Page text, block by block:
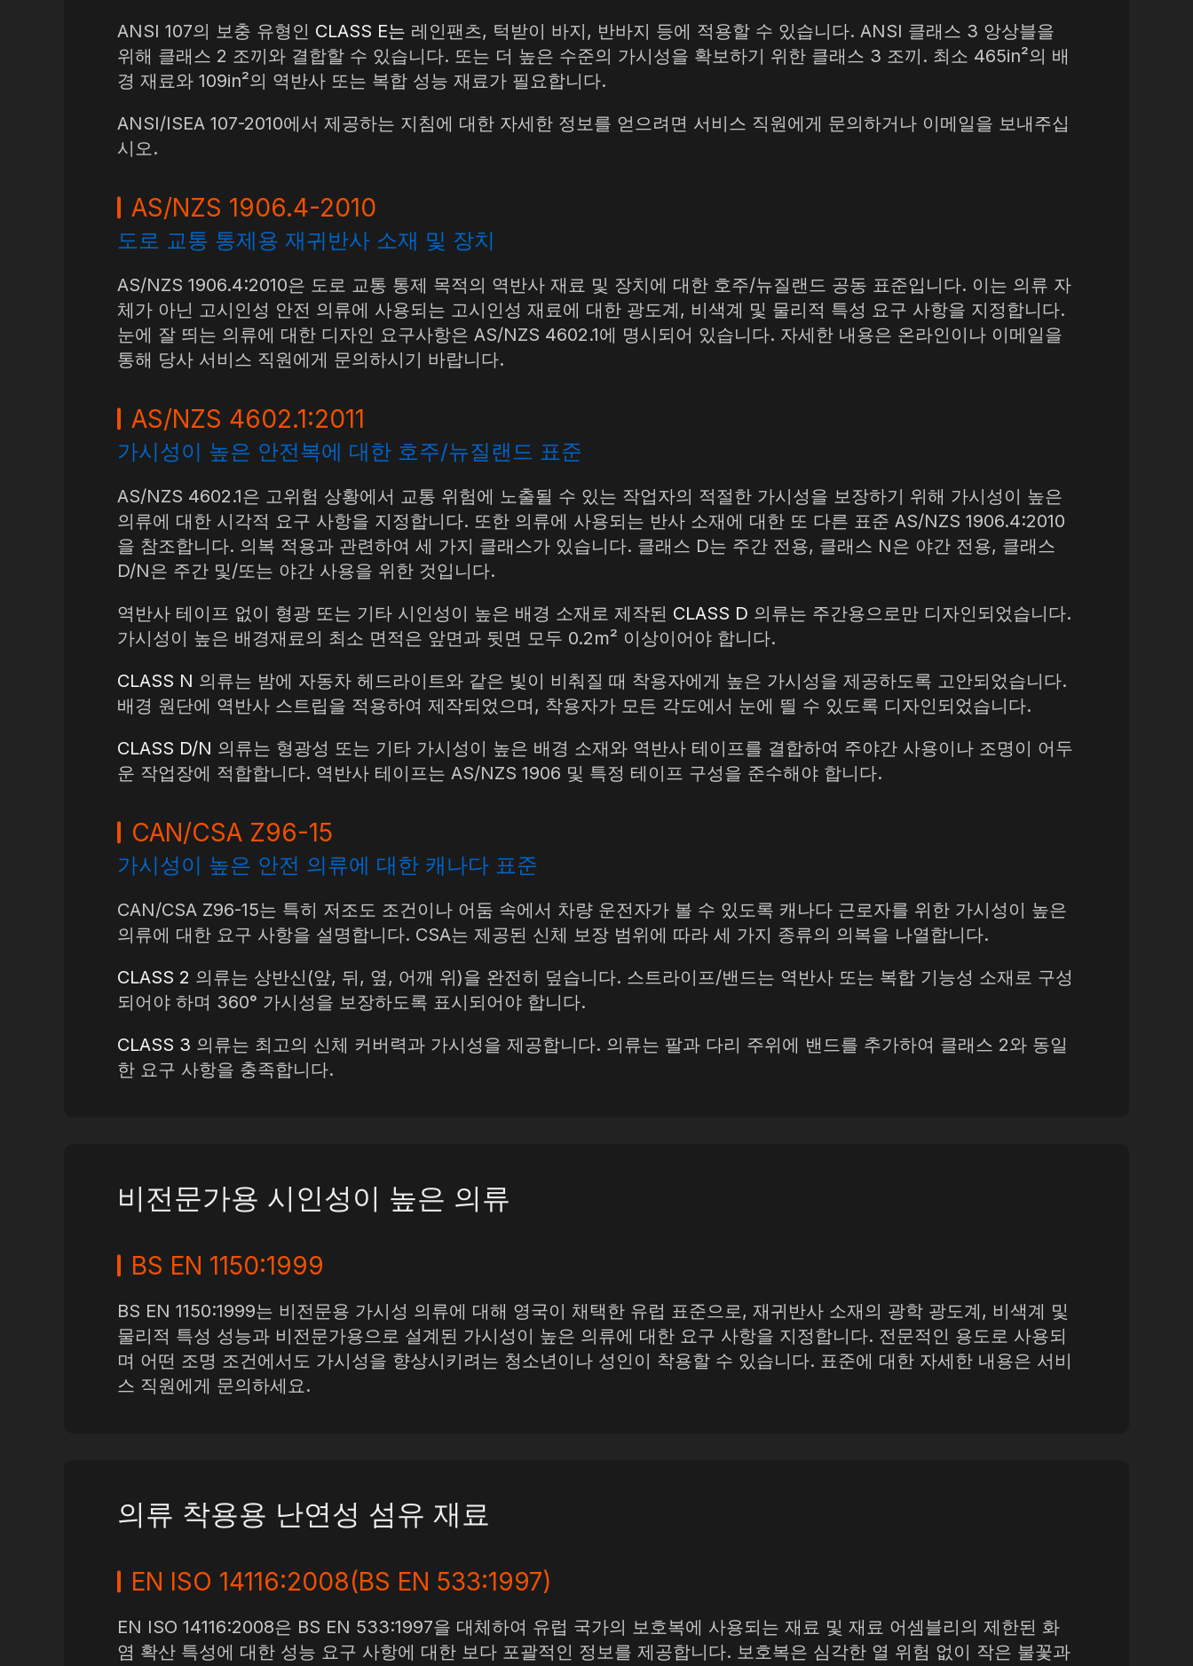
ANSI 107의 보충 유형인 CLASS E는 레인팬츠, 턱받이 바지, 반바지 등에 적용할 수 있습니다. ANSI 클래스 3 앙상블을
위해 클래스 2 조끼와 결합할 수 있습니다. 또는 더 높은 수준의 가시성을 확보하기 위한 클래스 3 조끼. 최소 465in²의 배
경 재료와 109in²의 역반사 또는 복합 성능 재료가 필요합니다.
ANSI/ISEA 107-2010에서 제공하는 지침에 대한 자세한 정보를 얻으려면 서비스 직원에게 문의하거나 이메일을 보내주십
시오.
AS/NZS 1906.4-2010
도로 교통 통제용 재귀반사 소재 및 장치
AS/NZS 1906.4:2010은 도로 교통 통제 목적의 역반사 재료 및 장치에 대한 호주/뉴질랜드 공동 표준입니다. 이는 의류 자
체가 아닌 고시인성 안전 의류에 사용되는 고시인성 재료에 대한 광도계, 비색계 및 물리적 특성 요구 사항을 지정합니다.
눈에 잘 띄는 의류에 대한 디자인 요구사항은 AS/NZS 4602.1에 명시되어 있습니다. 자세한 내용은 온라인이나 이메일을
통해 당사 서비스 직원에게 문의하시기 바랍니다.
AS/NZS 4602.1:2011
가시성이 높은 안전복에 대한 호주/뉴질랜드 표준
AS/NZS 4602.1은 고위험 상황에서 교통 위험에 노출될 수 있는 작업자의 적절한 가시성을 보장하기 위해 가시성이 높은
의류에 대한 시각적 요구 사항을 지정합니다. 또한 의류에 사용되는 반사 소재에 대한 또 다른 표준 AS/NZS 1906.4:2010
을 참조합니다. 의복 적용과 관련하여 세 가지 클래스가 있습니다. 클래스 D는 주간 전용, 클래스 N은 야간 전용, 클래스
D/N은 주간 및/또는 야간 사용을 위한 것입니다.
역반사 테이프 없이 형광 또는 기타 시인성이 높은 배경 소재로 제작된 CLASS D 의류는 주간용으로만 디자인되었습니다.
가시성이 높은 배경재료의 최소 면적은 앞면과 뒷면 모두 0.2m² 이상이어야 합니다.
CLASS N 의류는 밤에 자동차 헤드라이트와 같은 빛이 비춰질 때 착용자에게 높은 가시성을 제공하도록 고안되었습니다.
배경 원단에 역반사 스트립을 적용하여 제작되었으며, 착용자가 모든 각도에서 눈에 띌 수 있도록 디자인되었습니다.
CLASS D/N 의류는 형광성 또는 기타 가시성이 높은 배경 소재와 역반사 테이프를 결합하여 주야간 사용이나 조명이 어두
운 작업장에 적합합니다. 역반사 테이프는 AS/NZS 1906 및 특정 테이프 구성을 준수해야 합니다.
CAN/CSA Z96-15
가시성이 높은 안전 의류에 대한 캐나다 표준
CAN/CSA Z96-15는 특히 저조도 조건이나 어둠 속에서 차량 운전자가 볼 수 있도록 캐나다 근로자를 위한 가시성이 높은
의류에 대한 요구 사항을 설명합니다. CSA는 제공된 신체 보장 범위에 따라 세 가지 종류의 의복을 나열합니다.
CLASS 2 의류는 상반신(앞, 뒤, 옆, 어깨 위)을 완전히 덮습니다. 스트라이프/밴드는 역반사 또는 복합 기능성 소재로 구성
되어야 하며 360° 가시성을 보장하도록 표시되어야 합니다.
CLASS 3 의류는 최고의 신체 커버력과 가시성을 제공합니다. 의류는 팔과 다리 주위에 밴드를 추가하여 클래스 2와 동일
한 요구 사항을 충족합니다.
비전문가용 시인성이 높은 의류
BS EN 1150:1999
BS EN 1150:1999는 비전문용 가시성 의류에 대해 영국이 채택한 유럽 표준으로, 재귀반사 소재의 광학 광도계, 비색계 및
물리적 특성 성능과 비전문가용으로 설계된 가시성이 높은 의류에 대한 요구 사항을 지정합니다. 전문적인 용도로 사용되
며 어떤 조명 조건에서도 가시성을 향상시키려는 청소년이나 성인이 착용할 수 있습니다. 표준에 대한 자세한 내용은 서비
스 직원에게 문의하세요.
의류 착용용 난연성 섬유 재료
EN ISO 14116:2008(BS EN 533:1997)
EN ISO 14116:2008은 BS EN 533:1997을 대체하여 유럽 국가의 보호복에 사용되는 재료 및 재료 어셈블리의 제한된 화
염 확산 특성에 대한 성능 요구 사항에 대한 보다 포괄적인 정보를 제공합니다. 보호복은 심각한 열 위험 없이 작은 불꽃과